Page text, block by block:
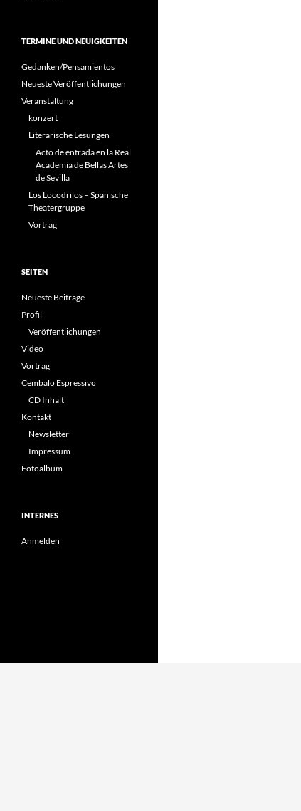
TERMINE UND NEUIGKEITEN
Gedanken/Pensamientos
Neueste Veröffentlichungen
Veranstaltung
konzert
Literarische Lesungen
Acto de entrada en la Real
Academia de Bellas Artes
de Sevilla
Los Locodrilos – Spanische
Theatergruppe
Vortrag
SEITEN
Neueste Beiträge
Profil
Veröffentlichungen
Video
Vortrag
Cembalo Espressivo
CD Inhalt
Kontakt
Newsletter
Impressum
Fotoalbum
INTERNES
Anmelden